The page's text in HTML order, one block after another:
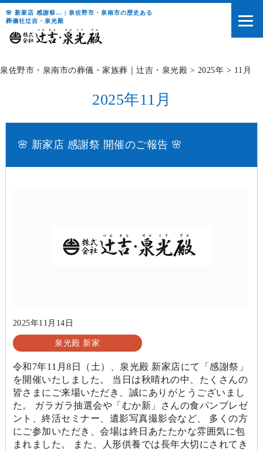
🌸 新家店 感謝祭… | 泉佐野市・泉南市の歴史ある
葬儀社辻吉・泉光殿
泉佐野市・泉南市の葬儀・家族葬｜辻吉・泉光殿 > 2025年 > 11月
2025年11月
🌸 新家店 感謝祭 開催のご報告 🌸
2025年11月14日
泉光殿 新家
令和7年11月8日（土）、泉光殿 新家店にて「感謝祭」
を開催いたしました。 当日は秋晴れの中、たくさんの
皆さまにご来場いただき、誠にありがとうございまし
た。 ガラガラ抽選会や「むか新」さんの食パンプレゼ
ント、終活セミナー、遺影写真撮影会など、 多くの方
にご参加いただき、会場は終日あたたかな雰囲気に包
まれました。 また、人形供養では長年大切にされてき